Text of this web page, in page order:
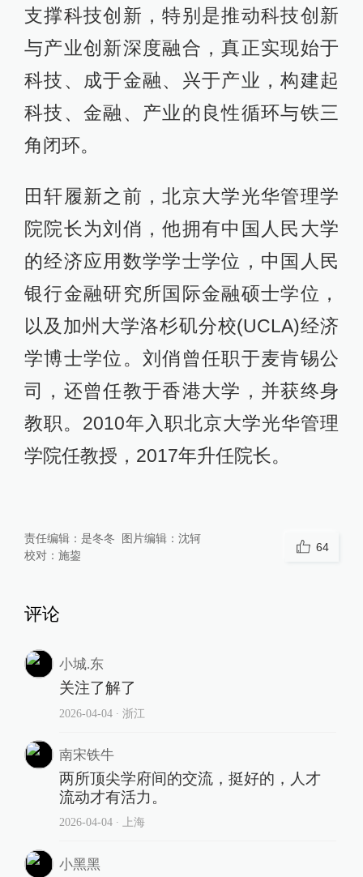
支撑科技创新，特别是推动科技创新
与产业创新深度融合，真正实现始于
科技、成于金融、兴于产业，构建起
科技、金融、产业的良性循环与铁三
角闭环。
田轩履新之前，北京大学光华管理学
院院长为刘俏，他拥有中国人民大学
的经济应用数学学士学位，中国人民
银行金融研究所国际金融硕士学位，
以及加州大学洛杉矶分校(UCLA)经济
学博士学位。刘俏曾任职于麦肯锡公
司，还曾任教于香港大学，并获终身
教职。2010年入职北京大学光华管理
学院任教授，2017年升任院长。
责任编辑： 是冬冬 图片编辑： 沈轲
校对： 施鋆
64
评论
小城.东
关注了解了
2026-04-04∙ 浙江
南宋铁牛
两所顶尖学府间的交流，挺好的，人才
流动才有活力。
2026-04-04∙ 上海
小黑黑